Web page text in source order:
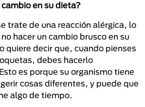
en su dieta?
trate de una reacción alérgica, lo
hacer un cambio brusco en su
quiere decir que, cuando pienses
debes hacerlo
es porque su organismo tiene
cosas diferentes, y puede que
algo de tiempo.